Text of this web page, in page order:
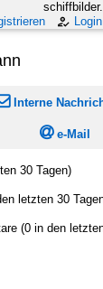
Login
Interne
e-Mail
30 Tagen)
letzten 30
(0 in den